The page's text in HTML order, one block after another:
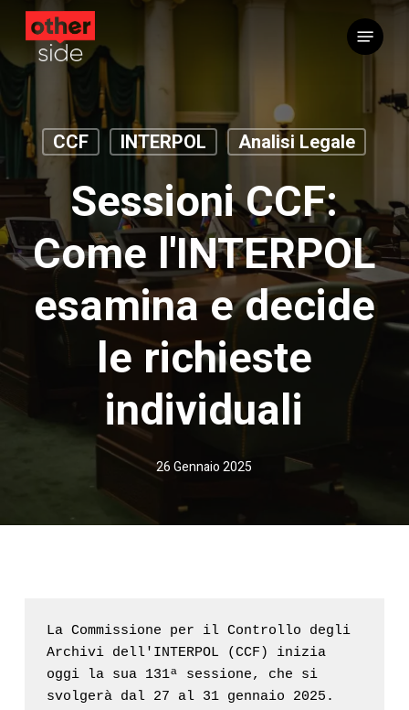
contenuto
principale
Menu
CCF INTERPOL Analisi Legale
Sessioni CCF:
Come l'INTERPOL
esamina e decide
le richieste
individuali
26 Gennaio 2025
La Commissione per il Controllo degli
Archivi dell'INTERPOL (CCF) inizia
oggi la sua 131ª sessione, che si
svolgerà dal 27 al 31 gennaio 2025.